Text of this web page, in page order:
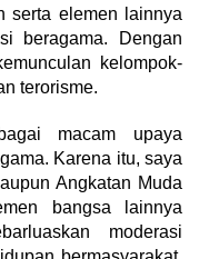
serta elemen lainnya
beragama. Dengan
kelompok-
terorisme.
macam upaya
Karena itu, saya
Angkatan Muda
bangsa lainnya
moderasi